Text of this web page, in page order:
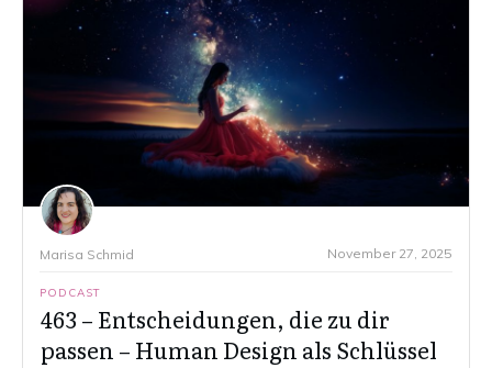
Marisa Schmid November 27, 2025
PODCAST
463 – Entscheidungen, die zu dir
passen – Human Design als Schlüssel